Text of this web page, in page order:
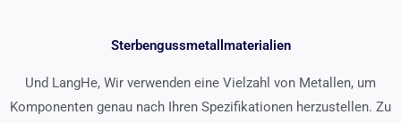
Sterbengussmetallmaterialien
Und LangHe, Wir verwenden eine Vielzahl von Metallen, um
Komponenten genau nach Ihren Spezifikationen herzustellen. Zu